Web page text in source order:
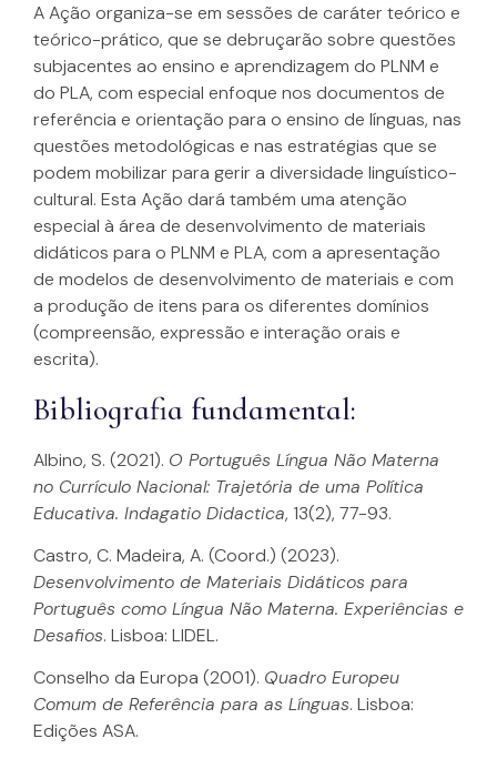
A Ação organiza-se em sessões de caráter teórico e
teórico-prático, que se debruçarão sobre questões
subjacentes ao ensino e aprendizagem do PLNM e
do PLA, com especial enfoque nos documentos de
referência e orientação para o ensino de línguas, nas
questões metodológicas e nas estratégias que se
podem mobilizar para gerir a diversidade linguístico-
cultural. Esta Ação dará também uma atenção
especial à área de desenvolvimento de materiais
didáticos para o PLNM e PLA, com a apresentação
de modelos de desenvolvimento de materiais e com
a produção de itens para os diferentes domínios
(compreensão, expressão e interação orais e
escrita).
Bibliografia fundamental:
Albino, S. (2021). O Português Língua Não Materna
no Currículo Nacional: Trajetória de uma Política
Educativa. Indagatio Didactica, 13(2), 77-93.
Castro, C. Madeira, A. (Coord.) (2023).
Desenvolvimento de Materiais Didáticos para
Português como Língua Não Materna. Experiências e
Desafios. Lisboa: LIDEL.
Conselho da Europa (2001). Quadro Europeu
Comum de Referência para as Línguas. Lisboa:
Edições ASA.